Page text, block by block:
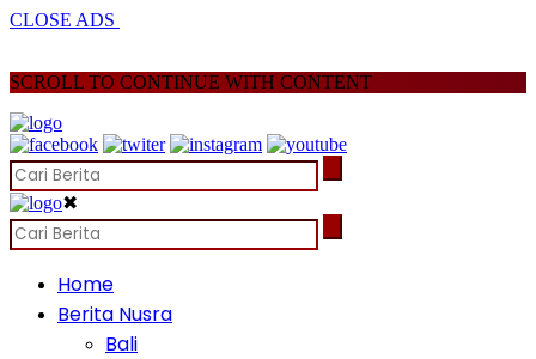
CLOSE ADS
SCROLL TO CONTINUE WITH CONTENT
✖
Home
Berita Nusra
Bali